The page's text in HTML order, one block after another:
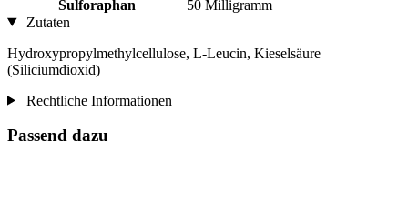
Sulforaphan
50 Milligramm
Zutaten
Hydroxypropylmethylcellulose, L-Leucin, Kieselsäure
(Siliciumdioxid)
Rechtliche Informationen
Passend dazu